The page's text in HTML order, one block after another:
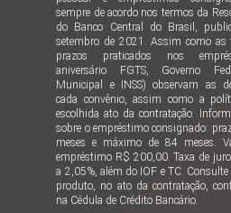
sempre de acordo nos termos da
do Banco Central do Brasil,
setembro de 2021. Assim como as
prazos praticados nos
aniversário FGTS, Governo
Municipal e INSS) observam as
cada convênio, assim como a
escolhida ato da contratação.
sobre o empréstimo consignado:
meses e máximo de 84 meses.
empréstimo R$ 200,00. Taxa de
a 2,05%, além do IOF e TC.
produto, no ato da contratação,
na Cédula de Crédito Bancário.